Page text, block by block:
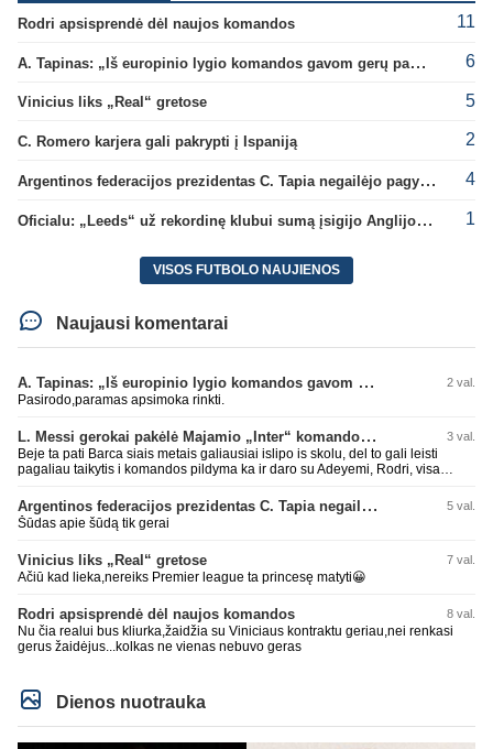
Rodri apsisprendė dėl naujos komandos 11
A. Tapinas: „Iš europinio lygio komandos gavom gerų pamokų“ 6
Vinicius liks „Real“ gretose 5
C. Romero karjera gali pakrypti į Ispaniją 2
Argentinos federacijos prezidentas C. Tapia negailėjo pagyrų G. Infantino 4
Oficialu: „Leeds“ už rekordinę klubui sumą įsigijo Anglijos rinktinės vartininką 1
VISOS FUTBOLO NAUJIENOS
Naujausi komentarai
A. Tapinas: „Iš europinio lygio komandos gavom gerų pamokų“ 2 val.
Pasirodo,paramas apsimoka rinkti.
L. Messi gerokai pakėlė Majamio „Inter“ komandos vertę 3 val.
Beje ta pati Barca siais metais galiausiai islipo is skolu, del to gali leisti
pagaliau taikytis i komandos pildyma ka ir daro su Adeyemi, Rodri, visa
Argentinos federacijos prezidentas C. Tapia negailėjo pagyrų G. Infantino 5 val.
Šūdas apie šūdą tik gerai
Vinicius liks „Real“ gretose 7 val.
Ačiū kad lieka,nereiks Premier league ta princesę matyti😀
Rodri apsisprendė dėl naujos komandos 8 val.
Nu čia realui bus kliurka,žaidžia su Viniciaus kontraktu geriau,nei renkasi
gerus žaidėjus...kolkas ne vienas nebuvo geras
Dienos nuotrauka